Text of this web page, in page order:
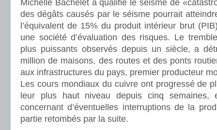
Michelle Bachelet a qualifié le séisme de
des dégâts causés par le séisme pourrait
l’équivalent de 15% du produit intérieur brut
une société d’évaluation des risques. Le
plus puissants observés depuis un siècle, a
million de maisons, des routes et des ponts
aux infrastructures du pays, premier producteur
Les cours mondiaux du cuivre ont progressé de
leur plus haut niveau depuis cinq semaines,
concernant d’éventuelles interruptions de la
partie retombés par la suite.